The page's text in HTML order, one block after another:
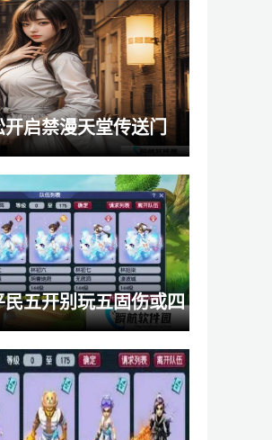
开启禁漫天堂传送门
？步骤详解
与注意事项
民五开别玩五固伤或四
物理才是最优选择